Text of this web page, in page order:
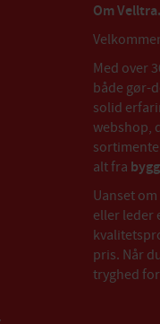
Om
Med over
både gør-
solid
webshop,
alt fra
Uanset
eller leder
pris. Når
tryghed